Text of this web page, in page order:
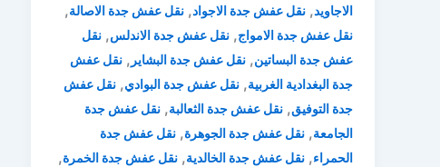
الاجاويد, نقل عفش جدة الاجواد, نقل عفش جدة الاصالة,
نقل عفش جدة الامواج, نقل عفش جدة الاندلس, نقل
عفش جدة البساتين, نقل عفش جدة البشاير , نقل عفش
جدة البغدادية الغربية, نقل عفش جدة البوادي, نقل عفش
جدة التوفيق, نقل عفش جدة الثعالبة, نقل عفش جدة
الجامعة, نقل عفش جدة الجوهرة, نقل عفش جدة
الحمراء, نقل عفش جدة الخالدية, نقل عفش جدة الخمرة,